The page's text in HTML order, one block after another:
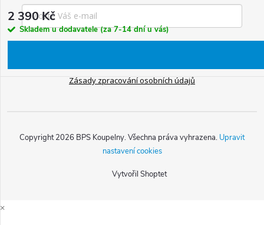
2 390 Kč
Skladem u dodavatele (za 7-14 dní u vás)
Zásady zpracování osobních údajů
Vytvořil Shoptet
Copyright 2026 BPS Koupelny. Všechna práva vyhrazena. Upravit
nastavení cookies
×